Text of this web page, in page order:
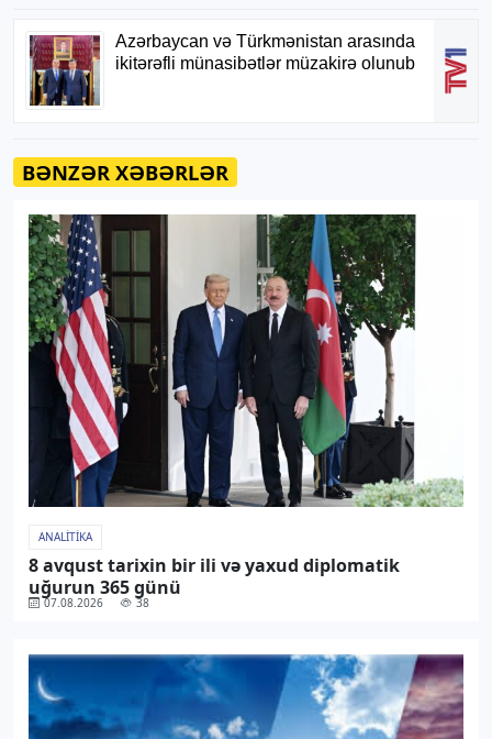
BƏNZƏR XƏBƏRLƏR
ANALITIKA
8 avqust tarixin bir ili və yaxud diplomatik
uğurun 365 günü
07.08.2026 38